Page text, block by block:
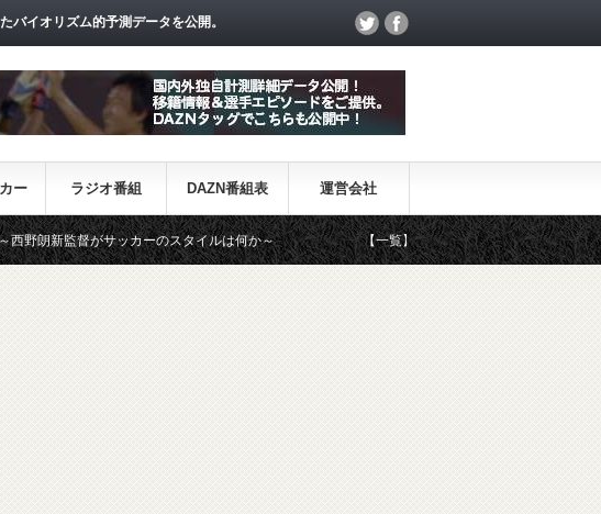
イオリズム的予測データを公開。
ー ラジオ番組 DAZN番組表 運営会社
サッカーのスタイルは何か～ 【一覧】J1・J2・J3リーグ「退団・戦力外選手＆新加